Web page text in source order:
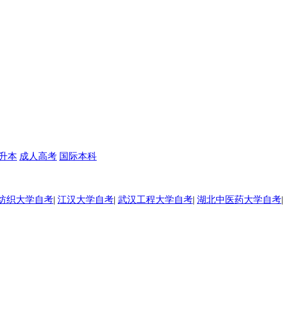
本 成人高考 国际本科
织大学自考| 江汉大学自考| 武汉工程大学自考| 湖北中医药大学自考|